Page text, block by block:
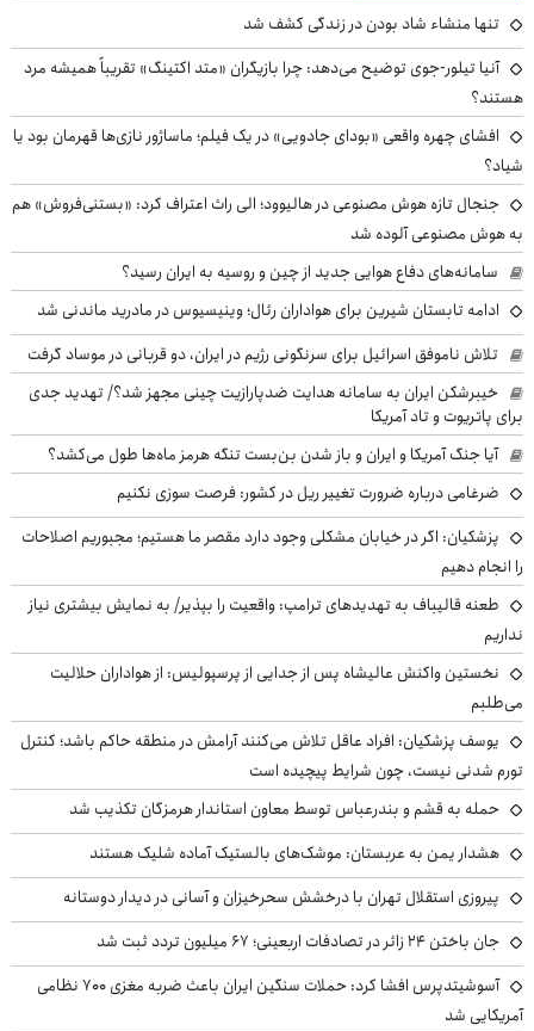
تنها منشاء شاد بودن در زندگی کشف شد
آنیا تیلور-جوی توضیح می‌دهد: چرا بازیگران «متد اکتینگ» تقریباً همیشه مرد
هستند؟
افشای چهره واقعی «بودای جادویی» در یک فیلم؛ ماساژور نازی‌ها قهرمان بود یا
شیاد؟
جنجال تازه هوش مصنوعی در هالیوود؛ الی راث اعتراف کرد: «بستنی‌فروش» هم
به هوش مصنوعی آلوده شد
سامانه‌های دفاع هوایی جدید از چین و روسیه به ایران رسید؟
ادامه تابستان شیرین برای هواداران رئال؛ وینیسیوس در مادرید ماندنی شد
تلاش ناموفق اسرائیل برای سرنگونی رژیم در ایران، دو قربانی در موساد گرفت
خیبرشکن ایران به سامانه هدایت ضدپارازیت چینی مجهز شد؟/ تهدید جدی
برای پاتریوت و تاد آمریکا
آیا جنگ آمریکا و ایران و باز شدن بن‌بست تنگه هرمز ماه‌ها طول می‌کشد؟
ضرغامی درباره ضرورت تغییر ریل در کشور: فرصت سوزی نکنیم
پزشکیان: اگر در خیابان مشکلی وجود دارد مقصر ما هستیم؛ مجبوریم اصلاحات
را انجام دهیم
طعنه قالیباف به تهدیدهای ترامپ: واقعیت را بپذیر/ به نمایش بیشتری نیاز
نداریم
نخستین واکنش عالیشاه پس از جدایی از پرسپولیس: از هواداران حلالیت
می‌طلبم
یوسف پزشکیان: افراد عاقل تلاش می‌کنند آرامش در منطقه حاکم باشد؛ کنترل
تورم شدنی نیست، چون شرایط پیچیده است
حمله به قشم و بندرعباس توسط معاون استاندار هرمزگان تکذیب شد
هشدار یمن به عربستان: موشک‌های بالستیک آماده شلیک هستند
پیروزی استقلال تهران با درخشش سحرخیزان و آسانی در دیدار دوستانه
جان باختن ۲۴ زائر در تصادفات اربعینی؛ ۶۷ میلیون تردد ثبت شد
آسوشیتدپرس افشا کرد: حملات سنگین ایران باعث ضربه مغزی ۷۰۰ نظامی
آمریکایی شد